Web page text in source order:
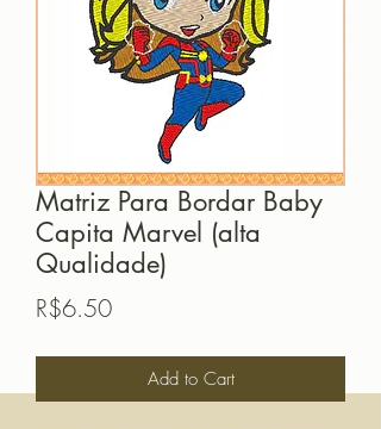
Matriz Para Bordar Baby
Capita Marvel (alta
Qualidade)
R$6.50Price
Add to Cart